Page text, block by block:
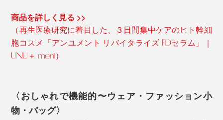
商品を詳しく見る >>
（再生医療研究に着目した、３日間集中ケアのヒト幹細
胞コスメ「アンユメント リバイタライズ FDセラム」｜
UNU＋ ment）
〈おしゃれで機能的〜ウェア・ファッション小
物・バッグ〉